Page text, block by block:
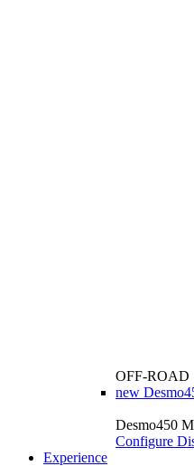
OFF-ROAD
new
Desmo450
Configure
Experience